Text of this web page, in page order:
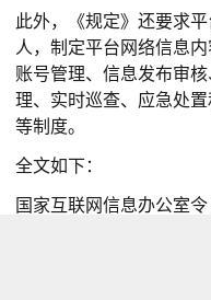
此外，《规定》还要求
人，制定平台网络信息
账号管理、信息发布审
理、实时巡查、应急处
等制度。
全文如下：
国家互联网信息办公室令